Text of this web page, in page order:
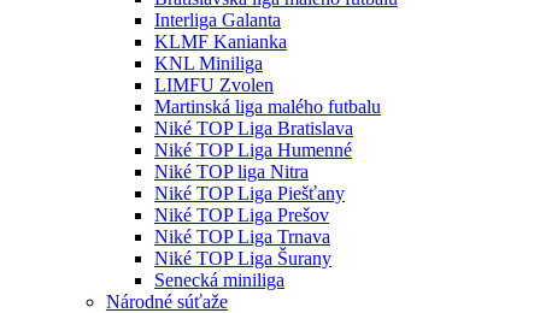
Interliga Galanta
KLMF Kanianka
KNL Miniliga
LIMFU Zvolen
Martinská liga malého futbalu
Niké TOP Liga Bratislava
Niké TOP Liga Humenné
Niké TOP liga Nitra
Niké TOP Liga Piešťany
Niké TOP Liga Prešov
Niké TOP Liga Trnava
Niké TOP Liga Šurany
Senecká miniliga
Národné súťaže